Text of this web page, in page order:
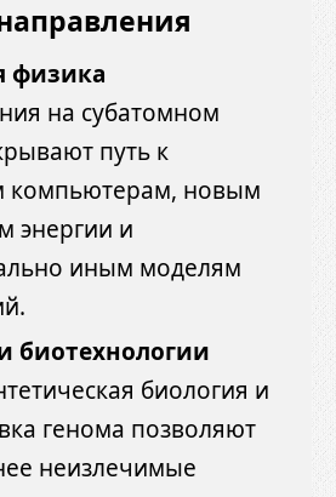
физика
на субатомном
путь к
компьютерам, новым
энергии и
иным моделям
биотехнологии
биология и
генома позволяют
неизлечимые